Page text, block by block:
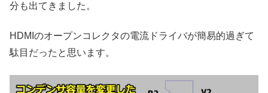
分も出てきました。
HDMIのオープンコレクタの電流ドライバが簡易的過ぎて
駄目だったと思います。